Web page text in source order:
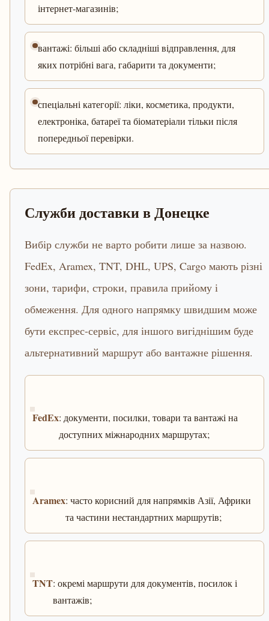
інтернет-магазинів;
вантажі: більші або складніші відправлення, для
яких потрібні вага, габарити та документи;
спеціальні категорії: ліки, косметика, продукти,
електроніка, батареї та біоматеріали тільки після
попередньої перевірки.
Служби доставки в Донецке
Вибір служби не варто робити лише за назвою.
FedEx, Aramex, TNT, DHL, UPS, Cargo мають різні
зони, тарифи, строки, правила прийому і
обмеження. Для одного напрямку швидшим може
бути експрес-сервіс, для іншого вигіднішим буде
альтернативний маршрут або вантажне рішення.
FedEx: документи, посилки, товари та вантажі на
доступних міжнародних маршрутах;
Aramex: часто корисний для напрямків Азії, Африки
та частини нестандартних маршрутів;
TNT: окремі маршрути для документів, посилок і
вантажів;